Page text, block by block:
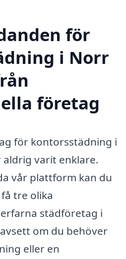
för
i Norr
företag
för kontorsstädning i
varit enklare.
vår plattform kan du
tre olika
städföretag i
om du behöver
eller en